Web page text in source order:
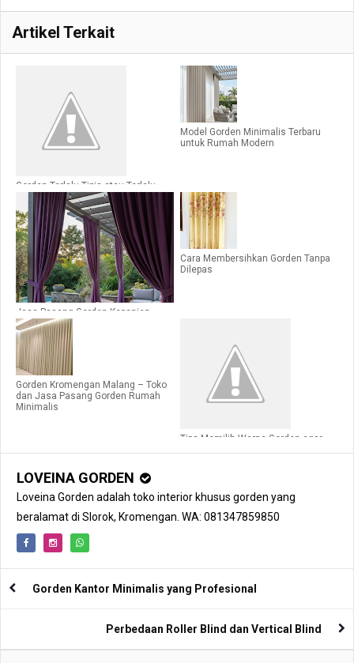
Artikel Terkait
Gorden Terlalu Tipis atau Terlalu
Tebal? Ini Cara Menentukannya
Model Gorden Minimalis Terbaru
untuk Rumah Modern
Jasa Pasang Gorden Kepanjen
untuk Rumah Baru dan Perumahan
Cara Membersihkan Gorden Tanpa
Dilepas
Gorden Kromengan Malang – Toko
dan Jasa Pasang Gorden Rumah
Minimalis
Tips Memilih Warna Gorden agar
LOVEINA GORDEN
Loveina Gorden adalah toko interior khusus gorden yang
beralamat di Slorok, Kromengan. WA: 081347859850
Gorden Kantor Minimalis yang Profesional
Perbedaan Roller Blind dan Vertical Blind